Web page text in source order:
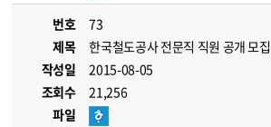
번호
73
제목
한국철도공사 전문직 직원 공개 모
작성일
2015-08-05
조회수
21,256
파일